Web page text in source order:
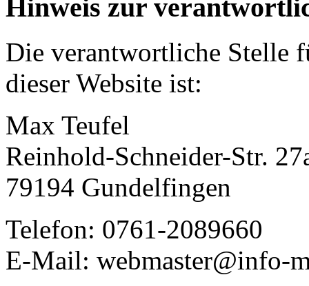
Hinweis zur
Die verantwortliche Stelle
dieser Website ist:
Max Teufel
Reinhold-Schneider-Str.
79194 Gundelfingen
Telefon: 0761-2089660
E-Mail: webmaster@info-